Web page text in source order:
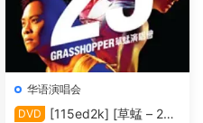
华语演唱会
DVD
[115ed2k] [草蜢 – 25